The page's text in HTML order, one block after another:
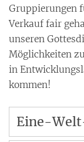
Gruppierungen
Verkauf fair
unseren
Möglichkeiten
in
kommen!
Eine-